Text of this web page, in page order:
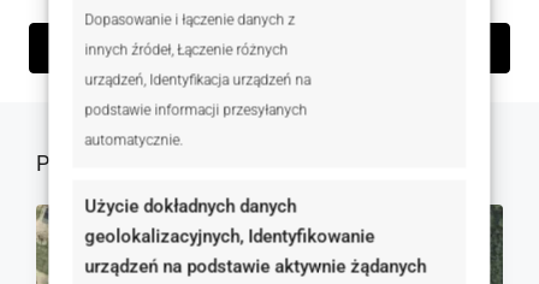
Dopasowanie i łączenie danych z
innych źródeł, Łączenie różnych
urządzeń, Identyfikacja urządzeń na
podstawie informacji przesyłanych
automatycznie.
Użycie dokładnych danych
geolokalizacyjnych, Identyfikowanie
urządzeń na podstawie aktywnie żądanych
Wyślij zapytanie
Podobne oferty
NA SPRZEDAŻ